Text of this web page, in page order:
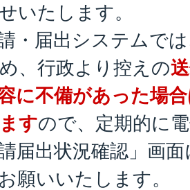
いたします。
・届出システムで
、行政より控えの
に不備があった場
すので、定期的に
届出状況確認」画
願いいたします。